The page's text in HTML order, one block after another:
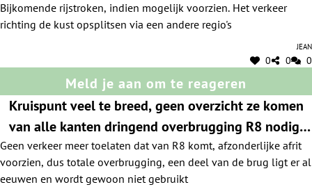
Bijkomende rijstroken, indien mogelijk voorzien. Het verkeer
richting de kust opsplitsen via een andere regio's
Jean
0 0 0
Meld je aan om te reageren
Kruispunt veel te breed, geen overzicht ze komen
van alle kanten dringend overbrugging R8 nodig,
zeer dringend
Geen verkeer meer toelaten dat van R8 komt, afzonderlijke afrit
voorzien, dus totale overbrugging, een deel van de brug ligt er al
eeuwen en wordt gewoon niet gebruikt